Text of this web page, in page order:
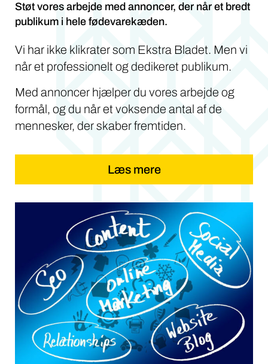
Støt vores arbejde med annoncer, der når et bredt
publikum i hele fødevarekæden.
Vi har ikke klikrater som Ekstra Bladet. Men vi
når et professionelt og dedikeret publikum.
Med annoncer hjælper du vores arbejde og
formål, og du når et voksende antal af de
mennesker, der skaber fremtiden.
Læs mere